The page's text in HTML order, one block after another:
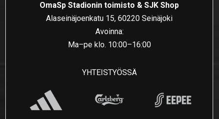
OmaSp Stadionin toimisto & SJK Shop
Alaseinäjoenkatu 15, 60220 Seinäjoki
Avoinna:
Ma–pe klo. 10:00–16:00
YHTEISTYÖSSÄ